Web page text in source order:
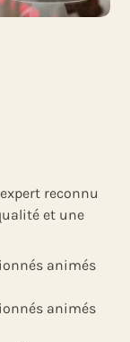
reconnu
et une
animés
animés